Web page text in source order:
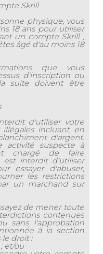
Skrill
physique, vous
18 ans pour utiliser
un compte Skrill ,
âgé d'au moins 18
que vous
d'inscription ou
suite doivent être
d'utiliser votre
incluant, en
d'argent.
activité suspecte à
chargé de faire
interdit d'utiliser
essayer d'abuser,
les restrictions
un marchand sur
de mener toute
contenues
sans l'approbation
à la section
le droit :
et/ou